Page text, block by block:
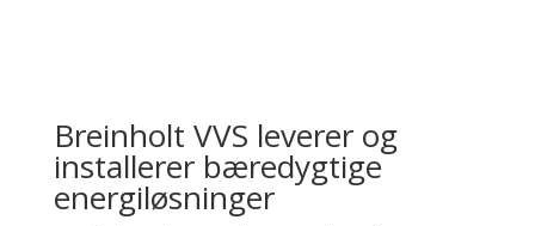
Breinholt VVS leverer og
installerer bæredygtige
energiløsninger